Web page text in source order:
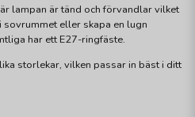
lampan är tänd och förvandlar vilket
sovrummet eller skapa en lugn
har ett E27-ringfäste.
storlekar, vilken passar in bäst i ditt